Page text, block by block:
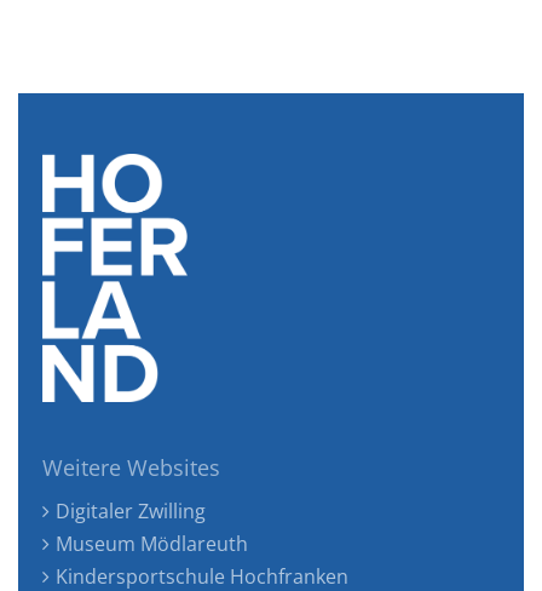
Weitere Websites
Digitaler Zwilling
Museum Mödlareuth
Kindersportschule Hochfranken